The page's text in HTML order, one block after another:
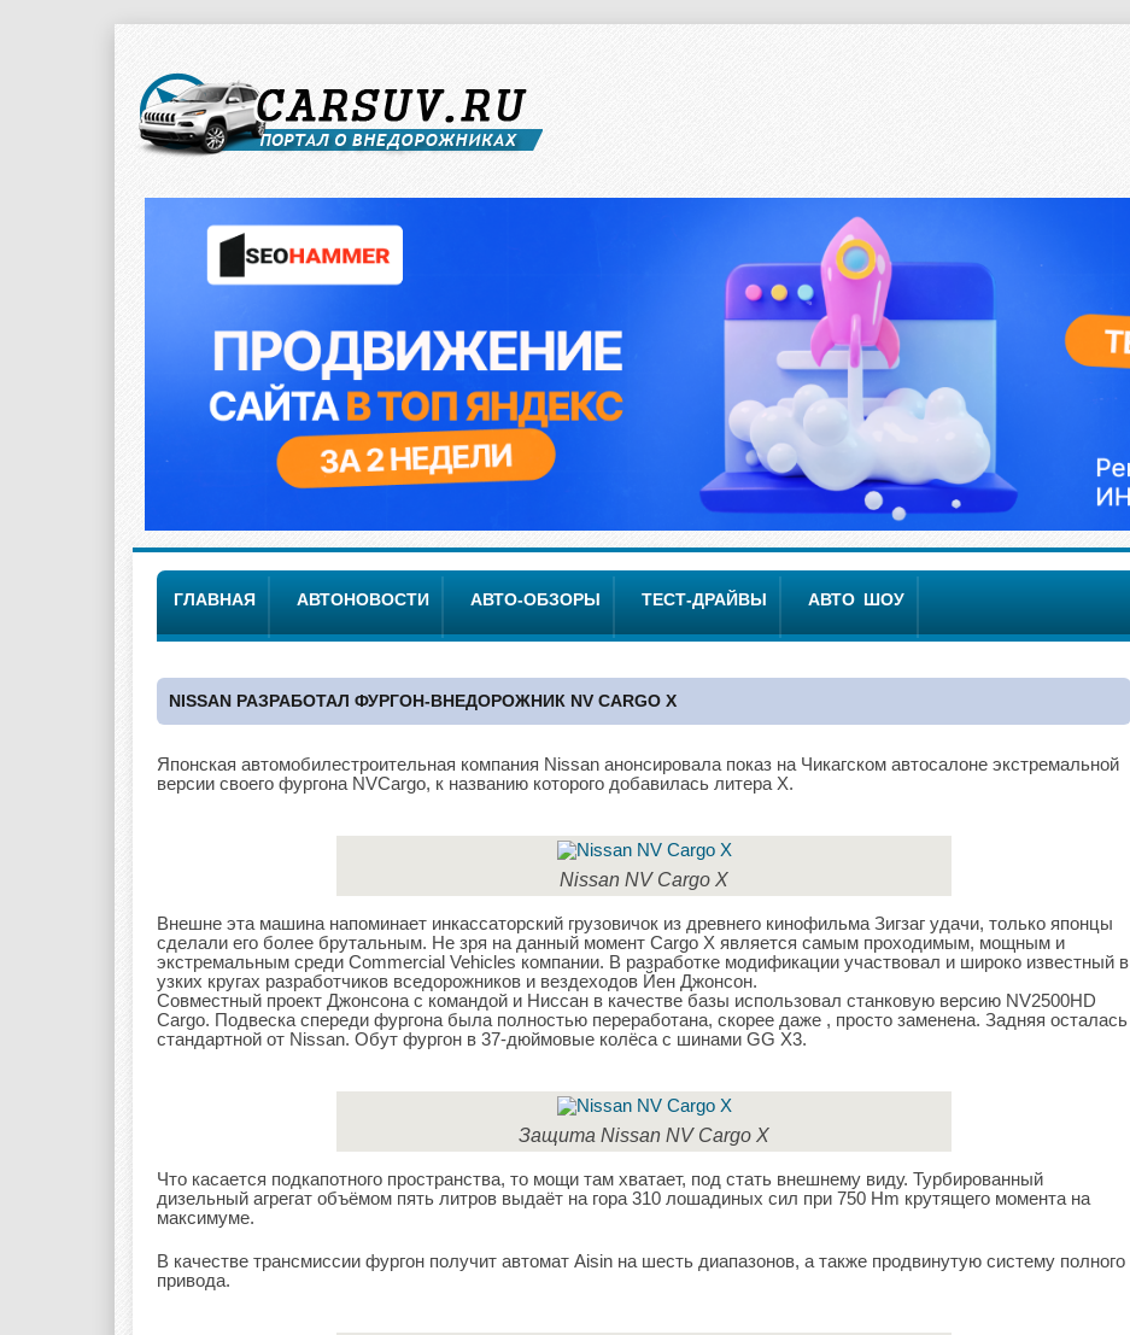
ГЛАВНАЯ АВТОНОВОСТИ АВТО-ОБЗОРЫ ТЕСТ-ДРАЙВЫ АВТО ШОУ
NISSAN РАЗРАБОТАЛ ФУРГОН-ВНЕДОРОЖНИК NV CARGO X
Японская автомобилестроительная компания Nissan анонсировала показ на Чикагском автосалоне экстремальной
версии своего фургона NVCargo, к названию которого добавилась литера X.
Nissan NV Cargo X
Внешне эта машина напоминает инкассаторский грузовичок из древнего кинофильма Зигзаг удачи, только японцы
сделали его более брутальным. Не зря на данный момент Cargo X является самым проходимым, мощным и
экстремальным среди Commercial Vehicles компании. В разработке модификации участвовал и широко известный в
узких кругах разработчиков вседорожников и вездеходов Йен Джонсон.
Совместный проект Джонсона с командой и Ниссан в качестве базы использовал станковую версию NV2500HD
Cargo. Подвеска спереди фургона была полностью переработана, скорее даже , просто заменена. Задняя осталась
стандартной от Nissan. Обут фургон в 37-дюймовые колёса с шинами GG X3.
Защита Nissan NV Cargo X
Что касается подкапотного пространства, то мощи там хватает, под стать внешнему виду. Турбированный
дизельный агрегат объёмом пять литров выдаёт на гора 310 лошадиных сил при 750 Hm крутящего момента на
максимуме.
В качестве трансмиссии фургон получит автомат Aisin на шесть диапазонов, а также продвинутую систему полного
привода.